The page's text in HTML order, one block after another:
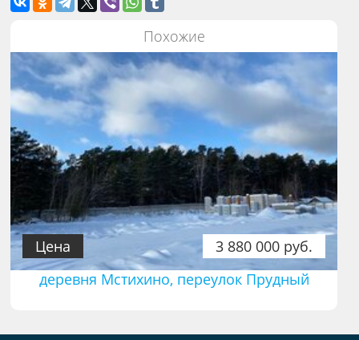
Похожие
3 880 000 руб.
Цена
деревня Мстихино, переулок Прудный